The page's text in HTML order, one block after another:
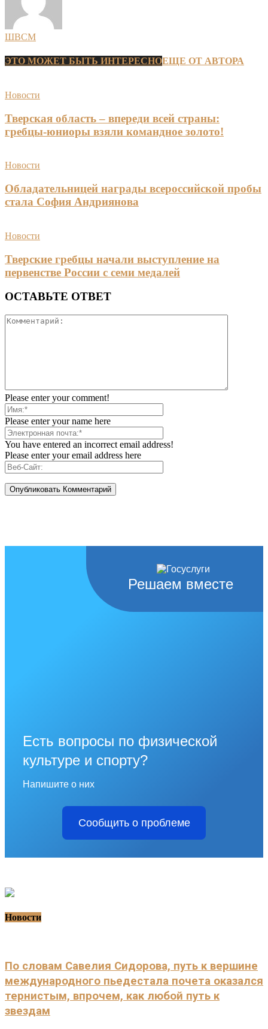
ШВСМ
ЭТО МОЖЕТ БЫТЬ ИНТЕРЕСНОЕЩЕ ОТ АВТОРА
Новости
Тверская область – впереди всей страны:
гребцы-юниоры взяли командное золото!
Новости
Обладательницей награды всероссийской пробы
стала София Андриянова
Новости
Тверские гребцы начали выступление на
первенстве России с семи медалей
ОСТАВЬТЕ ОТВЕТ
Please enter your comment!
Please enter your name here
You have entered an incorrect email address!
Please enter your email address here
Решаем вместе
Есть вопросы по физической
культуре и спорту?
Напишите о них
Сообщить о проблеме
Новости
По словам Савелия Сидорова, путь к вершине
международного пьедестала почета оказался
тернистым, впрочем, как любой путь к
звездам